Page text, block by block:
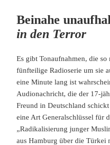
Beinahe
in den Terror
Es gibt Tonaufnahmen, die so
fünfteilige Radioserie um sie
eine Minute lang ist
Audionachricht, die der 17-
Freund in Deutschland
eine Art Generalschlüssel für
„Radikalisierung junger
aus Hamburg über die Türkei